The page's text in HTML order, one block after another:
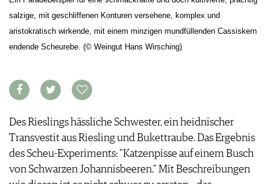
VORTEILSWELT
ANMELDEN
AWARDS
GEWINNSPIELE
TRINKREIFETABELLE
ABO
WEINSUCHE
NEWSLETTER
salzige, mit geschliffenen Konturen versehene, komplex und
aristokratisch wirkende, mit einem minzigen mundfüllenden Cassiskern
endende Scheurebe. (© Weingut Hans Wirsching)
Des Rieslings hässliche Schwester, ein heidnischer
Transvestit aus Riesling und Bukettraube. Das Ergebnis
des Scheu-Experiments: "Katzenpisse auf einem Busch
von Schwarzen Johannisbeeren." Mit Beschreibungen